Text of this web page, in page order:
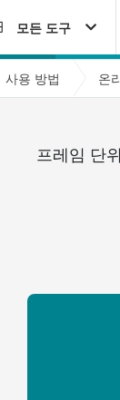
모든 도구
사용 방법 온
프레임 단